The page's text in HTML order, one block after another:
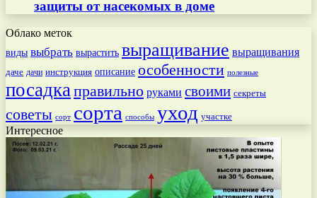
защиты от насекомых в доме
Облако меток
виды выбрать вырастить выращивание выращивания
даче дачи инструкция описание особенности полезные
посадкаправильно руками своими секреты
советы сорт сорта способы уход участке
Интересное